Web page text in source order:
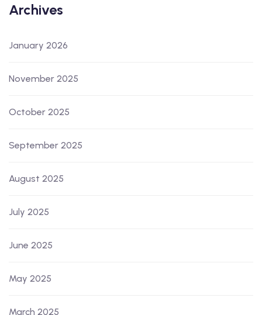
Archives
January 2026
November 2025
October 2025
September 2025
August 2025
July 2025
June 2025
May 2025
March 2025